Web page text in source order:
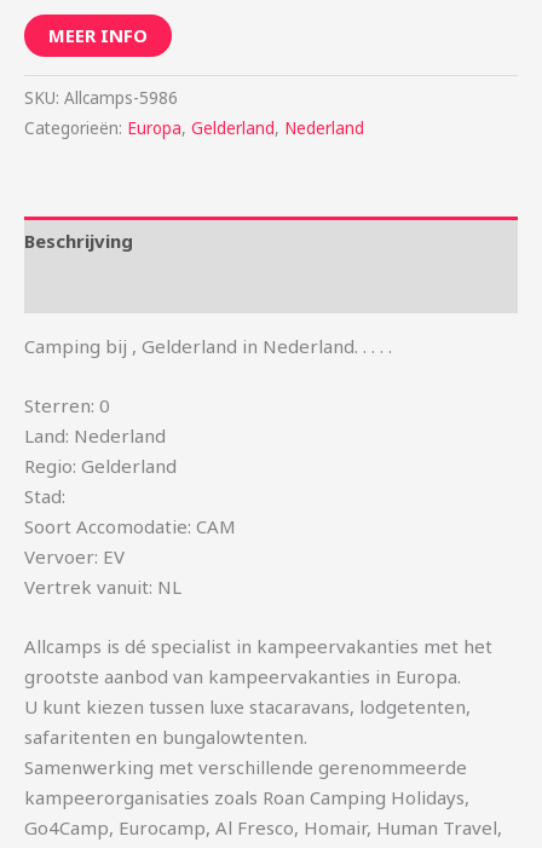
MEER INFO
SKU: Allcamps-5986
Categorieën: Europa, Gelderland, Nederland
Beschrijving
Camping bij , Gelderland in Nederland. . . . .
Sterren: 0
Land: Nederland
Regio: Gelderland
Stad:
Soort Accomodatie: CAM
Vervoer: EV
Vertrek vanuit: NL
Allcamps is dé specialist in kampeervakanties met het
grootste aanbod van kampeervakanties in Europa.
U kunt kiezen tussen luxe stacaravans, lodgetenten,
safaritenten en bungalowtenten.
Samenwerking met verschillende gerenommeerde
kampeerorganisaties zoals Roan Camping Holidays,
Go4Camp, Eurocamp, Al Fresco, Homair, Human Travel,